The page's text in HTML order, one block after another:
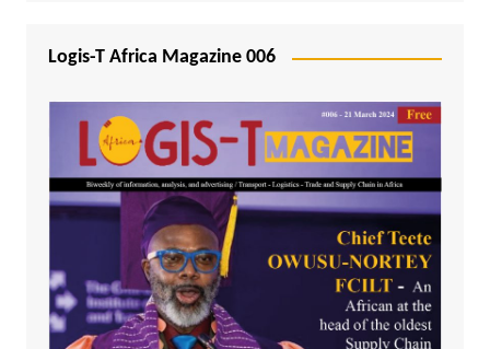
Logis-T Africa Magazine 006